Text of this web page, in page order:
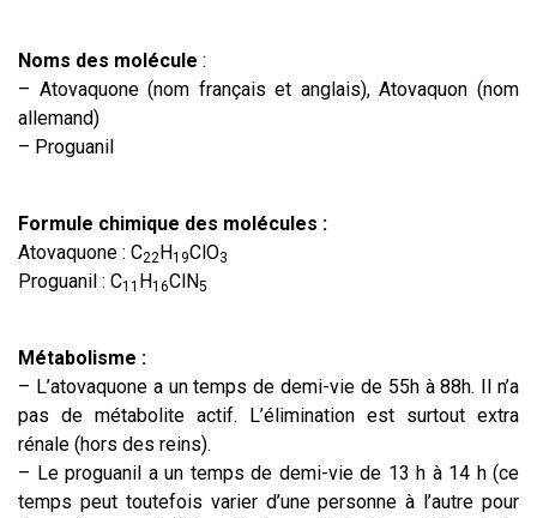
Noms des molécule :
– Atovaquone (nom français et anglais), Atovaquon (nom
allemand)
– Proguanil
Formule chimique des molécules :
Atovaquone : C22H19ClO3
Proguanil : C11 H16ClN5
Métabolisme :
– L’atovaquone a un temps de demi-vie de 55h à 88h. Il n’a
pas de métabolite actif. L’élimination est surtout extra
rénale (hors des reins).
– Le proguanil a un temps de demi-vie de 13 h à 14 h (ce
temps peut toutefois varier d’une personne à l’autre pour